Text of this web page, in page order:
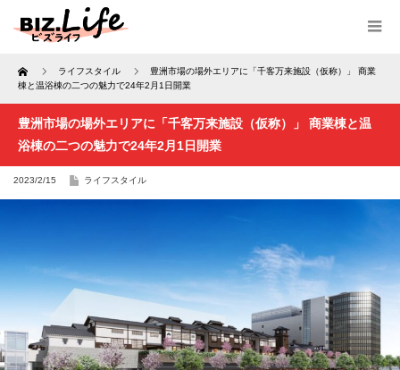
Home ライフスタイル
豊洲市場の場外エリアに「千客万来施設（仮称）」 商業
棟と温浴棟の二つの魅力で24年2月1日開業
豊洲市場の場外エリアに「千客万来施設（仮称）」 商業棟と温
浴棟の二つの魅力で24年2月1日開業
2023/2/15 ライフスタイル